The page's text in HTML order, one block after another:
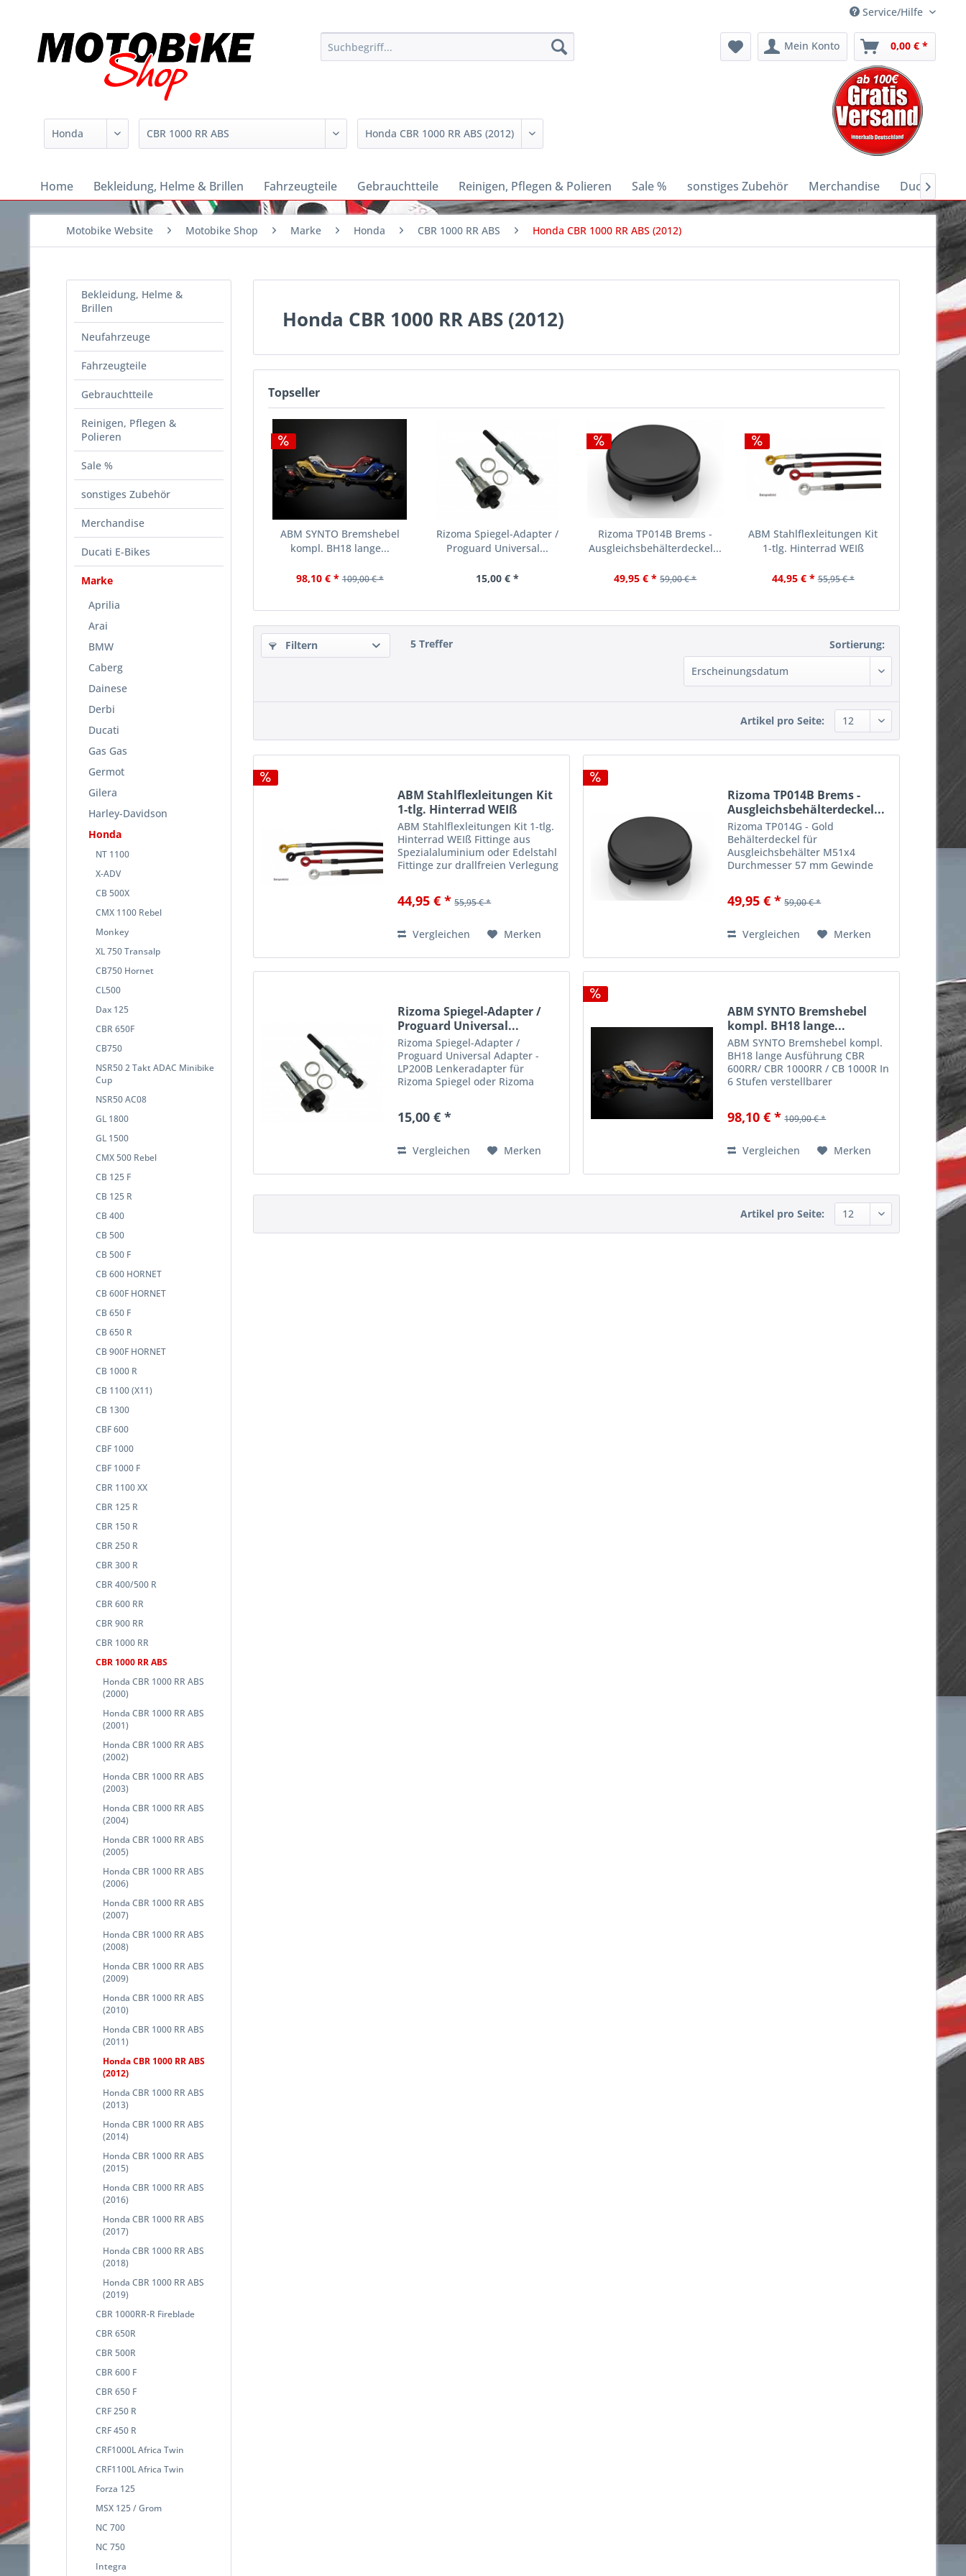
Service/Hilfe
Mein Konto 0,00 € *
Home Bekleidung, Helme & Brillen Fahrzeugteile Gebrauchtteile Reinigen, Pflegen & Polieren Sale % sonstiges Zubehör Merchandise Ducati E-

Motobike Website Motobike Shop Marke Honda CBR 1000 RR ABS Honda CBR 1000 RR ABS (2012)
Bekleidung, Helme &
Brillen
Neufahrzeuge
Fahrzeugteile
Gebrauchtteile
Reinigen, Pflegen &
Polieren
Sale %
sonstiges Zubehör
Merchandise
Ducati E-Bikes
Marke
Aprilia
Arai
BMW
Caberg
Dainese
Derbi
Ducati
Gas Gas
Germot
Gilera
Harley-Davidson
Honda
NT 1100
X-ADV
CB 500X
CMX 1100 Rebel
Monkey
XL 750 Transalp
CB750 Hornet
CL500
Dax 125
CBR 650F
CB750
NSR50 2 Takt ADAC Minibike
Cup
NSR50 AC08
GL 1800
GL 1500
CMX 500 Rebel
CB 125 F
CB 125 R
CB 400
CB 500
CB 500 F
CB 600 HORNET
CB 600F HORNET
CB 650 F
CB 650 R
CB 900F HORNET
CB 1000 R
CB 1100 (X11)
CB 1300
CBF 600
CBF 1000
CBF 1000 F
CBR 1100 XX
CBR 125 R
CBR 150 R
CBR 250 R
CBR 300 R
CBR 400/500 R
CBR 600 RR
CBR 900 RR
CBR 1000 RR
CBR 1000 RR ABS
Honda CBR 1000 RR ABS
(2000)
Honda CBR 1000 RR ABS
(2001)
Honda CBR 1000 RR ABS
(2002)
Honda CBR 1000 RR ABS
(2003)
Honda CBR 1000 RR ABS
(2004)
Honda CBR 1000 RR ABS
(2005)
Honda CBR 1000 RR ABS
(2006)
Honda CBR 1000 RR ABS
(2007)
Honda CBR 1000 RR ABS
(2008)
Honda CBR 1000 RR ABS
(2009)
Honda CBR 1000 RR ABS
(2010)
Honda CBR 1000 RR ABS
(2011)
Honda CBR 1000 RR ABS
(2012)
Honda CBR 1000 RR ABS
(2013)
Honda CBR 1000 RR ABS
(2014)
Honda CBR 1000 RR ABS
(2015)
Honda CBR 1000 RR ABS
(2016)
Honda CBR 1000 RR ABS
(2017)
Honda CBR 1000 RR ABS
(2018)
Honda CBR 1000 RR ABS
(2019)
CBR 1000RR-R Fireblade
CBR 650R
CBR 500R
CBR 600 F
CBR 650 F
CRF 250 R
CRF 450 R
CRF1000L Africa Twin
CRF1100L Africa Twin
Forza 125
MSX 125 / Grom
NC 700
NC 750
Integra
Honda CBR 1000 RR ABS (2012)
Topseller
ABM SYNTO Bremshebel
kompl. BH18 lange...
98,10 € * 109,00 € *
Rizoma Spiegel-Adapter /
Proguard Universal...
15,00 € *
Rizoma TP014B Brems -
Ausgleichsbehälterdeckel...
49,95 € * 59,00 € *
ABM Stahlflexleitungen Kit
1-tlg. Hinterrad WEIß
44,95 € * 55,95 € *
Filtern 5 Treffer Sortierung:
Artikel pro Seite:
ABM Stahlflexleitungen Kit
1-tlg. Hinterrad WEIß
ABM Stahlflexleitungen Kit 1-tlg.
Hinterrad WEIß Fittinge aus
Spezialaluminium oder Edelstahl
Fittinge zur drallfreien Verlegung
Leitungsmaterial mit Innenseele
44,95 € * 55,95 € *
Vergleichen Merken
Rizoma TP014B Brems -
Ausgleichsbehälterdeckel...
Rizoma TP014G - Gold
Behälterdeckel für
Ausgleichsbehälter M51x4
Durchmesser 57 mm Gewinde
Abdeckungen ist ein Blickfang
Durch die edlen Werkstoffe und
die...
49,95 € * 59,00 € *
Vergleichen Merken
Rizoma Spiegel-Adapter /
Proguard Universal...
Rizoma Spiegel-Adapter /
Proguard Universal Adapter -
LP200B Lenkeradapter für
Rizoma Spiegel oder Rizoma
mm Teilenummer: LP200B
15,00 € *
Vergleichen Merken
ABM SYNTO Bremshebel
kompl. BH18 lange...
ABM SYNTO Bremshebel kompl.
BH18 lange Ausführung CBR
600RR/ CBR 1000RR / CB 1000R In
6 Stufen verstellbarer
lieferbar Während der Fahrt
Ergonomie und...
98,10 € * 109,00 € *
Vergleichen Merken
Artikel pro Seite: